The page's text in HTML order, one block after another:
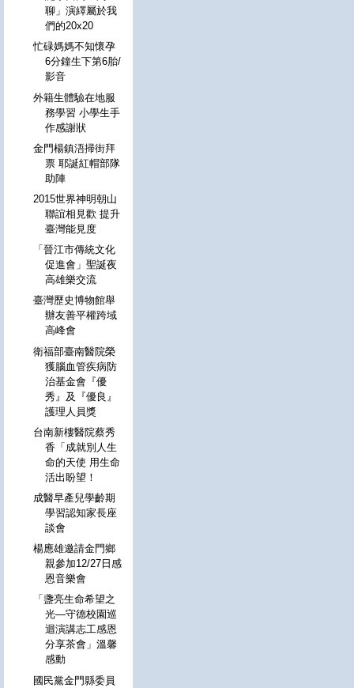
聊」演繹屬於我
們的20x20
忙碌媽媽不知懷孕
6分鐘生下第6胎/
影音
外籍生體驗在地服
務學習 小學生手
作感謝狀
金門楊鎮浯掃街拜
票 耶誕紅帽部隊
助陣
2015世界神明朝山
聯誼相見歡 提升
臺灣能見度
「晉江市傳統文化
促進會」聖誕夜
高雄樂交流
臺灣歷史博物館舉
辦友善平權跨域
高峰會
衛福部臺南醫院榮
獲腦血管疾病防
治基金會『優
秀』及『優良』
護理人員獎
台南新樓醫院蔡秀
香「成就別人生
命的天使 用生命
活出盼望！
成醫早產兒學齡期
學習認知家長座
談會
楊應雄邀請金門鄉
親參加12/27日感
恩音樂會
「盞亮生命希望之
光—守德校園巡
迴演講志工感恩
分享茶會」溫馨
感動
國民黨金門縣委員